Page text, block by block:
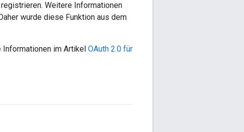
Weitere Informationen
wurde diese Funktion aus dem
Informationen im Artikel OAuth 2.0 für